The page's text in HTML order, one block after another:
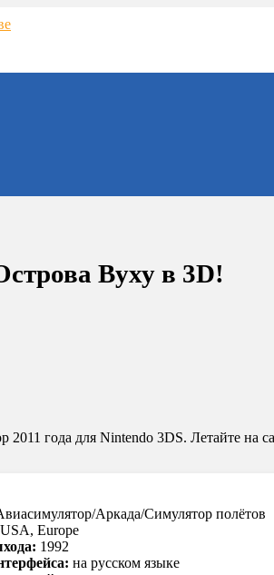
Вуху в 3D!
года для Nintendo 3DS. Летайте на
Аркада/Симулятор полётов
USA, Europe
1992
на русском языке